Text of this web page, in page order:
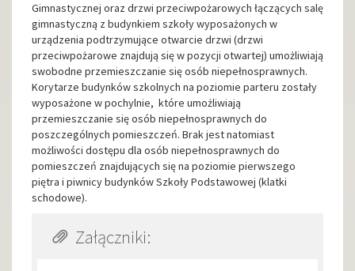
Gimnastycznej oraz drzwi przeciwpożarowych łączących salę
gimnastyczną z budynkiem szkoły wyposażonych w
urządzenia podtrzymujące otwarcie drzwi (drzwi
przeciwpożarowe znajdują się w pozycji otwartej) umożliwiają
swobodne przemieszczanie się osób niepełnosprawnych.
Korytarze budynków szkolnych na poziomie parteru zostały
wyposażone w pochylnie, które umożliwiają
przemieszczanie się osób niepełnosprawnych do
poszczególnych pomieszczeń. Brak jest natomiast
możliwości dostępu dla osób niepełnosprawnych do
pomieszczeń znajdujących się na poziomie pierwszego
piętra i piwnicy budynków Szkoły Podstawowej (klatki
schodowe).
Załączniki: